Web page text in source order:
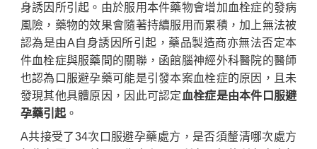
身誘因所引起。由於服用本件藥物會增加血栓症的發病
風險，藥物的效果會隨著持續服用而累積，加上無法被
認為是由A自身誘因所引起，藥品製造商亦無法否定本
件血栓症與服藥間的關聯，函館腦神經外科醫院的醫師
也認為口服避孕藥可能是引發本案血栓症的原因，且未
發現其他具體原因，因此可認定 血栓症是由本件口服避
孕藥引起。
A共接受了34次口服避孕藥處方，是否須釐清哪次處方